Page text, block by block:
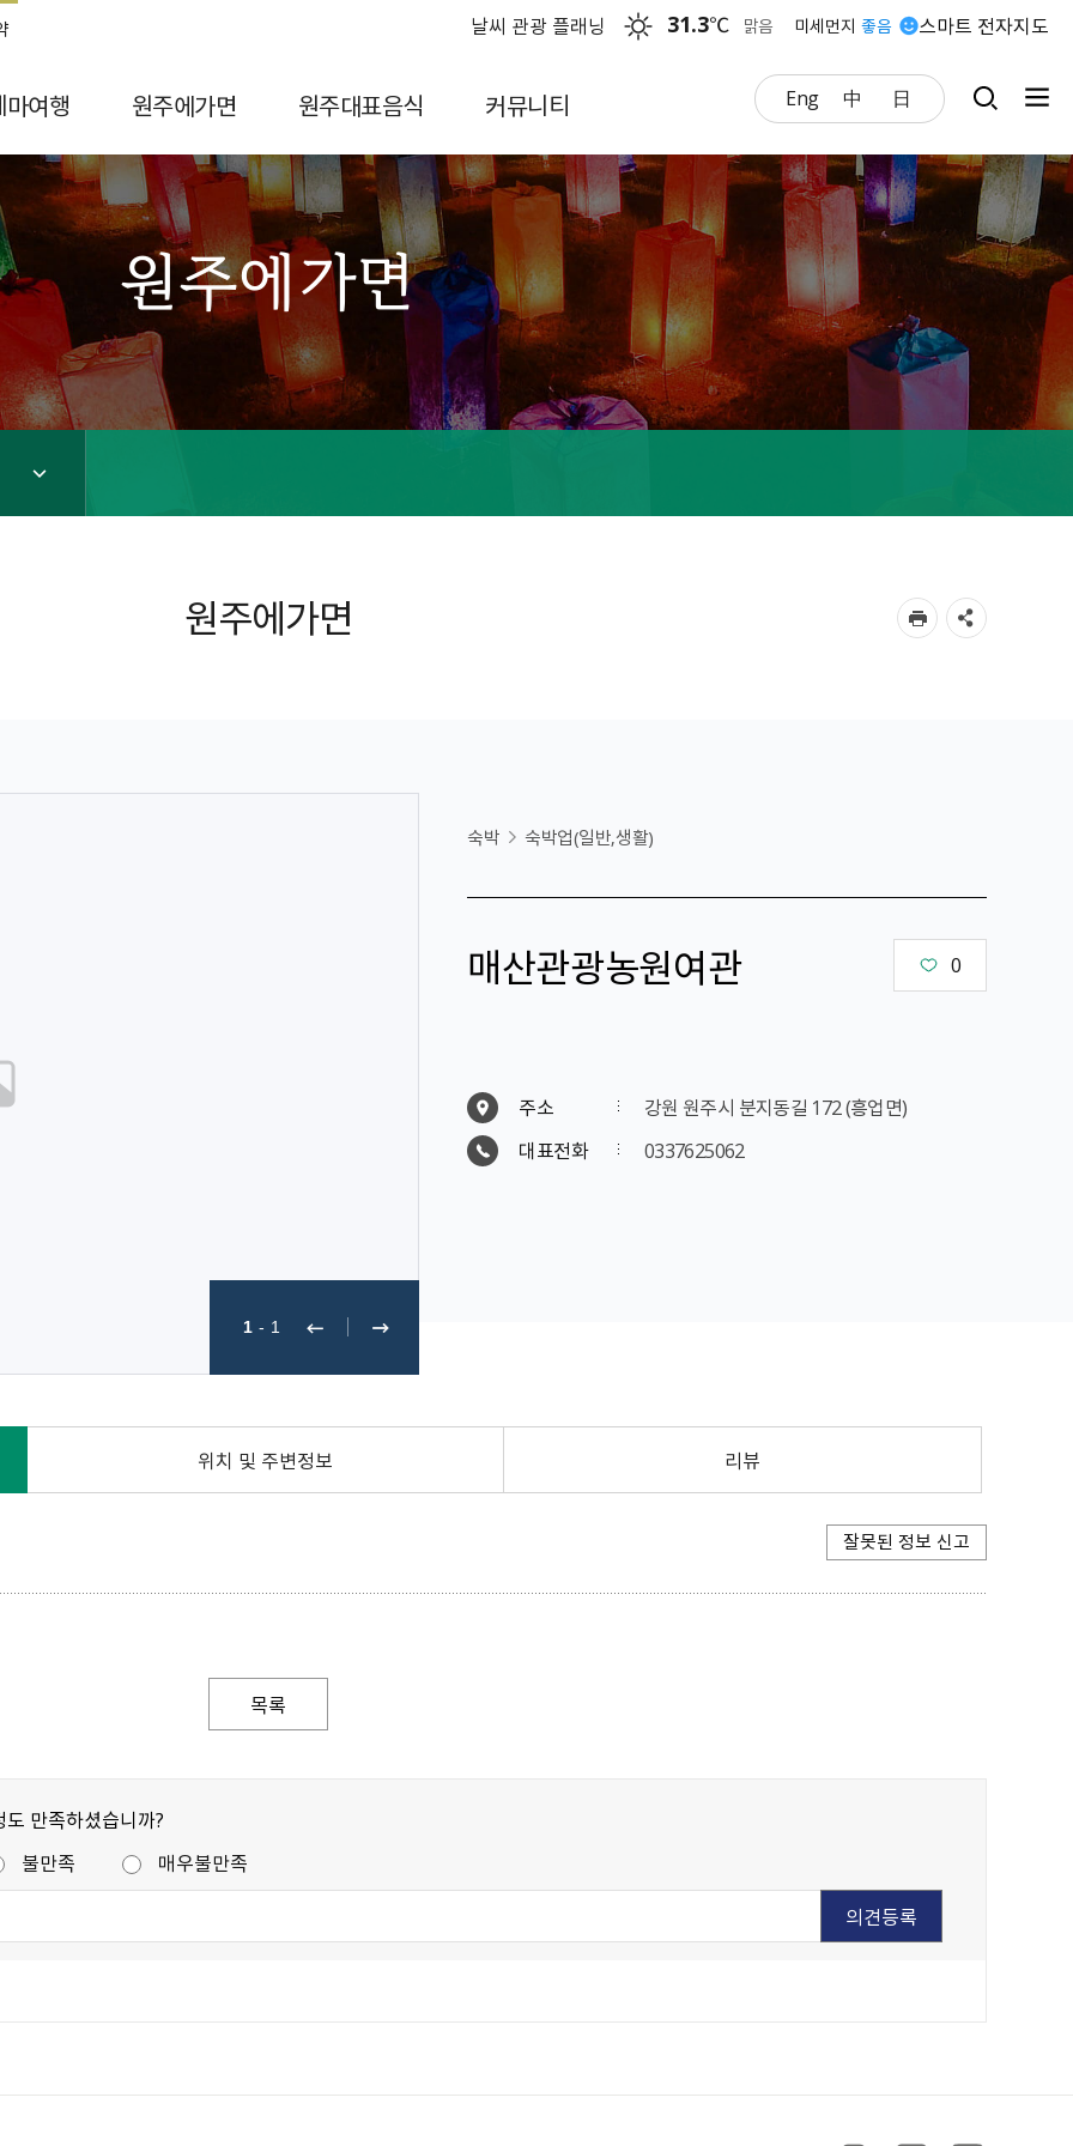
스마트 전자지도
날씨 관광 플래닝 31.3℃ 맑음 미세먼지 좋음
Eng 中 日
마여행 원주에가면 원주대표음식 커뮤니티
원주에가면
원주에가면
1 - 1
숙박 숙박업(일반,생활)
매산관광농원여관 0
주소
강원 원주시 분지동길 172 (흥업면)
대표전화
0337625062
위치 및 주변정보 리뷰
잘못된 정보 신고
목록
만족하셨습니까?
불만족 매우불만족